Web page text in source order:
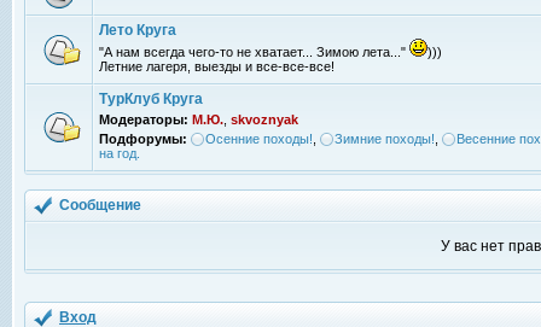
Лето Круга
"А нам всегда чего-то не хватает... Зимою лета..."
)))
Летние лагеря, выезды и все-все-все!
ТурКлуб Круга
Модераторы: М.Ю. skvoznyak
Подфорумы:
Осенние походы! Зимние походы!
Весенние
на год.
Сообщение
У вас нет
Вход